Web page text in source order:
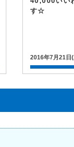
す☆
2016年7月21日